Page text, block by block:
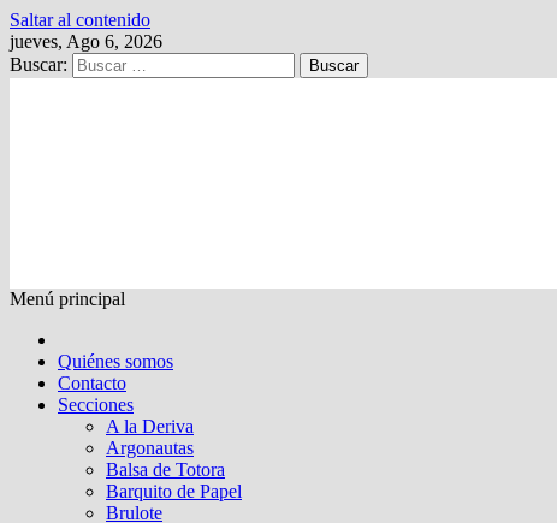
Saltar al contenido
jueves, Ago 6, 2026
Buscar:
Menú principal
Quiénes somos
Contacto
Secciones
A la Deriva
Argonautas
Balsa de Totora
Barquito de Papel
Brulote